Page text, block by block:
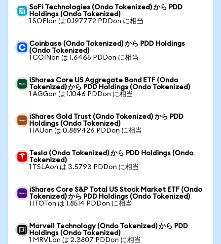
SoFi Technologies (Ondo Tokenized) から PDD
Holdings (Ondo Tokenized)
1 SOFIon は 0.197772 PDDon に相当
Coinbase (Ondo Tokenized) から PDD Holdings
(Ondo Tokenized)
1 COINon は 1.6465 PDDon に相当
iShares Core US Aggregate Bond ETF (Ondo
Tokenized) から PDD Holdings (Ondo Tokenized)
1 AGGon は 1.1046 PDDon に相当
iShares Gold Trust (Ondo Tokenized) から PDD
Holdings (Ondo Tokenized)
1 IAUon は 0.889426 PDDon に相当
Tesla (Ondo Tokenized) から PDD Holdings (Ondo
Tokenized)
1 TSLAon は 3.5793 PDDon に相当
iShares Core S&P Total US Stock Market ETF (Ondo
Tokenized) から PDD Holdings (Ondo Tokenized)
1 ITOTon は 1.8514 PDDon に相当
Marvell Technology (Ondo Tokenized) から PDD
Holdings (Ondo Tokenized)
1 MRVLon は 2.3807 PDDon に相当